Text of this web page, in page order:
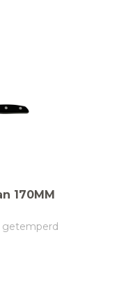
170MM
getemperd
- Silk Edge ®
stijl) met
een